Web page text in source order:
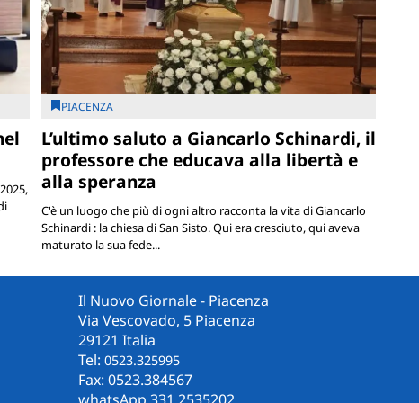
PIACENZA
L’ultimo saluto a Giancarlo Schinardi, il
professore che educava alla libertà e
alla speranza
C'è un luogo che più di ogni altro racconta la vita di Giancarlo
Schinardi : la chiesa di San Sisto. Qui era cresciuto, qui aveva
maturato la sua fede...
Il Nuovo Giornale - Piacenza
Via Vescovado, 5 Piacenza
29121 Italia
Tel:0523.325995
Fax: 0523.384567